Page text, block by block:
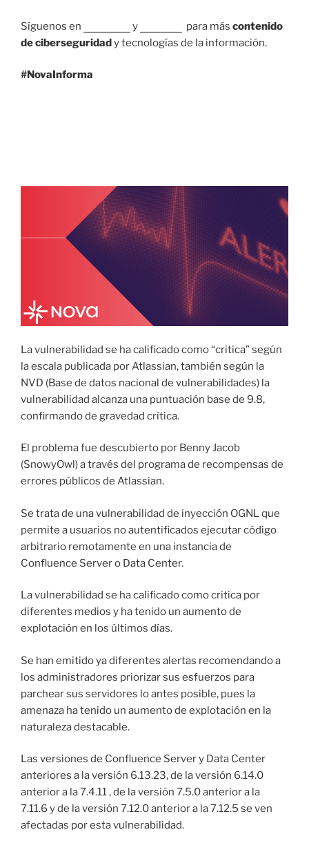
Síguenos en y para más contenido
de ciberseguridady tecnologías de la información.
#NovaInforma
La vulnerabilidad se ha calificado como “critica” según
la escala publicada por Atlassian, también según la
NVD (Base de datos nacional de vulnerabilidades) la
vulnerabilidad alcanza una puntuación base de 9.8,
confirmando de gravedad crítica.
El problema fue descubierto por Benny Jacob
(SnowyOwl) a través del programa de recompensas de
errores públicos de Atlassian.
Se trata de una vulnerabilidad de inyección OGNL que
permite a usuarios no autentificados ejecutar código
arbitrario remotamente en una instancia de
Confluence Server o Data Center.
La vulnerabilidad se ha calificado como critica por
diferentes medios y ha tenido un aumento de
explotación en los últimos días.
Se han emitido ya diferentes alertas recomendando a
los administradores priorizar sus esfuerzos para
parchear sus servidores lo antes posible, pues la
amenaza ha tenido un aumento de explotación en la
naturaleza destacable.
Las versiones de Confluence Server y Data Center
anteriores a la versión 6.13.23, de la versión 6.14.0
anterior a la 7.4.11 , de la versión 7.5.0 anterior a la
7.11.6 y de la versión 7.12.0 anterior a la 7.12.5 se ven
afectadas por esta vulnerabilidad.